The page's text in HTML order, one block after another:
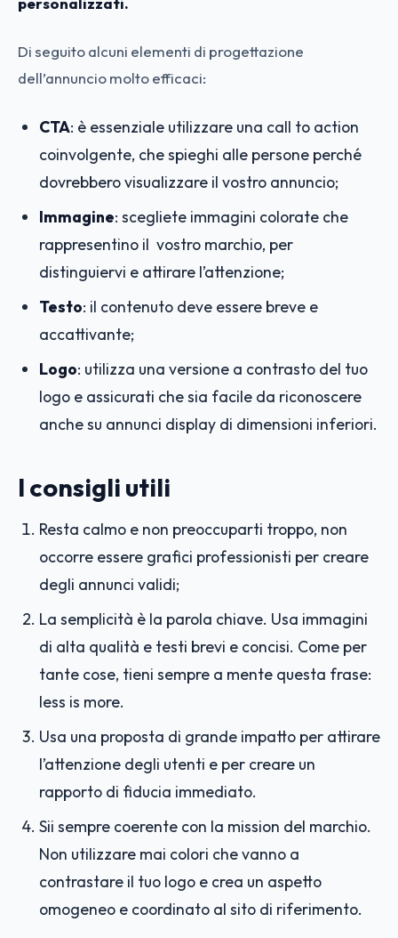
Di seguito alcuni elementi di progettazione
dell’annuncio molto efficaci:
CTA: è essenziale utilizzare una call to action
coinvolgente, che spieghi alle persone perché
dovrebbero visualizzare il vostro annuncio;
Immagine: scegliete immagini colorate che
rappresentino il vostro marchio, per
distinguiervi e attirare l’attenzione;
Testo: il contenuto deve essere breve e
accattivante;
Logo: utilizza una versione a contrasto del tuo
logo e assicurati che sia facile da riconoscere
anche su annunci display di dimensioni inferiori.
I consigli utili
Resta calmo e non preoccuparti troppo, non
occorre essere grafici professionisti per creare
degli annunci validi;
La semplicità è la parola chiave. Usa immagini
di alta qualità e testi brevi e concisi. Come per
tante cose, tieni sempre a mente questa frase:
less is more.
Usa una proposta di grande impatto per attirare
l’attenzione degli utenti e per creare un
rapporto di fiducia immediato.
Sii sempre coerente con la mission del marchio.
Non utilizzare mai colori che vanno a
contrastare il tuo logo e crea un aspetto
omogeneo e coordinato al sito di riferimento.